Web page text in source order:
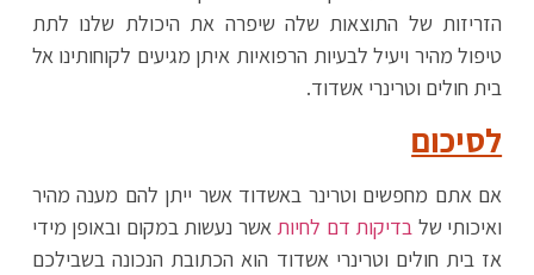
הזריזות של התוצאות שלה שיפרה את היכולת שלנו לתת
טיפול מהיר ויעיל לבעיות הרפואיות איתן מגיעים לקוחותינו אל
בית חולים וטרינרי אשדוד.
לסיכום
אם אתם מחפשים וטרינר באשדוד אשר ייתן להם מענה מהיר
ואיכותי של בדיקות דם לחיות אשר נעשות במקום ובאופן מידי
אז בית חולים וטרינרי אשדוד הוא הכתובת הנכונה בשבילכם